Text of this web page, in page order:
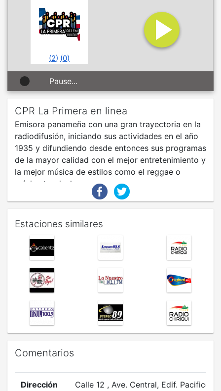
(2) (0)
Pause...
CPR La Primera en linea
Emisora panameña con una gran trayectoria en la
radiodifusión, iniciando sus actividades en el año
1935 y difundiendo desde entonces sus programas
de la mayor calidad con el mejor entretenimiento y
la mejor música de estilos como el reggae o
música tropical.
Estaciones similares
Comentarios
Dirección
Calle 12 , Ave. Central, Edif. Pacifico ,